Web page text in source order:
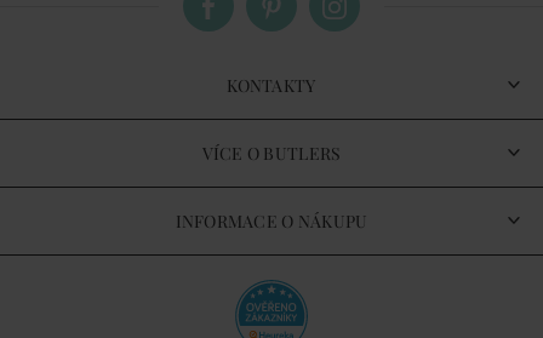
KONTAKTY
VÍCE O BUTLERS
INFORMACE O NÁKUPU